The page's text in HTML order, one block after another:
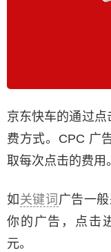
京东快车的通过
费方式。CPC 广
取每次点击的费用
如 关键词 广告一
你的广告，点击
元。